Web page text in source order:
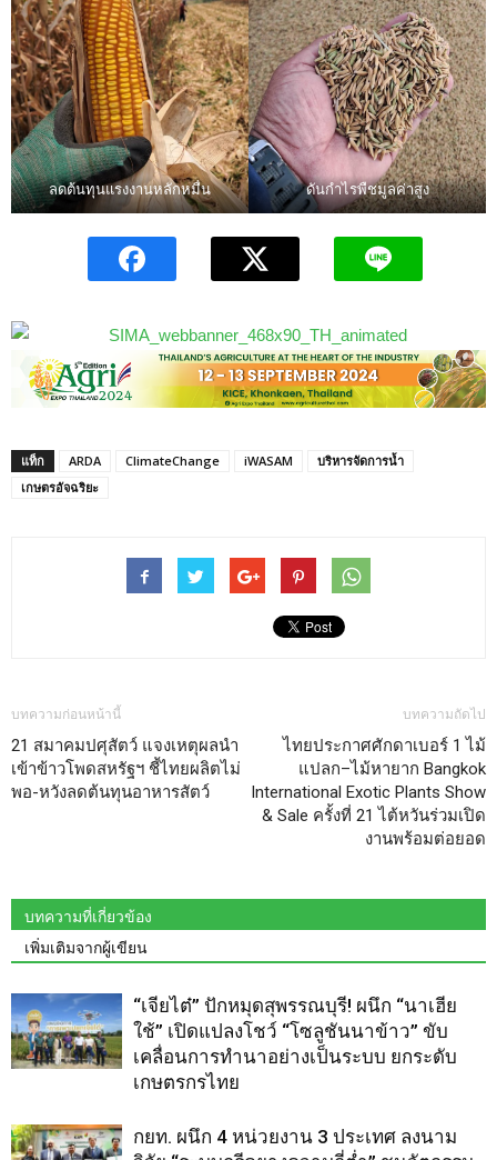
ลดต้นทุนแรงงานหลักหมื่น ดันกำไรพืชมูลค่าสูง
แท็ก ARDA ClimateChange iWASAM
บริหารจัดการน้ำ
เกษตรอัจฉริยะ
บทความก่อนหน้านี้
21 สมาคมปศุสัตว์ แจงเหตุผลนำ
เข้าข้าวโพดสหรัฐฯ ชี้ไทยผลิตไม่
พอ-หวังลดต้นทุนอาหารสัตว์
บทความถัดไป
ไทยประกาศศักดาเบอร์ 1 ไม้
แปลก–ไม้หายาก Bangkok
International Exotic Plants Show
& Sale ครั้งที่ 21 ไต้หวันร่วมเปิด
งานพร้อมต่อยอด
บทความที่เกี่ยวข้อง
เพิ่มเติมจากผู้เขียน
“เจียไต๋” ปักหมุดสุพรรณบุรี! ผนึก “นาเฮีย
ใช้” เปิดแปลงโชว์ “โซลูชันนาข้าว” ขับ
เคลื่อนการทำนาอย่างเป็นระบบ ยกระดับ
เกษตรกรไทย
กยท. ผนึก 4 หน่วยงาน 3 ประเทศ ลงนาม